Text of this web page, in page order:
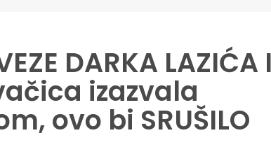
DARKA LAZIĆA I
izazvala
ovo bi SRUŠILO